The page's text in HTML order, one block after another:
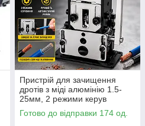
Пристрій для зачищення
дротів з міді алюмінію 1.5-
25мм, 2 режими керув
Готово до відправки 174 од.